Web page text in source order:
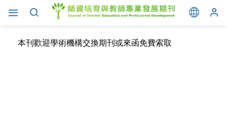
本刊歡迎學術機構交換期刊或來函免費索取